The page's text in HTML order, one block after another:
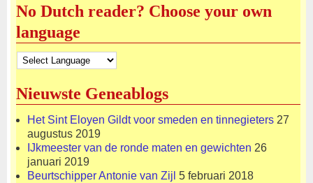
No Dutch reader? Choose your own
language
Nieuwste Geneablogs
Het Sint Eloyen Gildt voor smeden en tinnegieters 27
augustus 2019
IJkmeester van de ronde maten en gewichten 26
januari 2019
Beurtschipper Antonie van Zijl 5 februari 2018